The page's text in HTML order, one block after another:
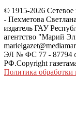
© 1915-2026
- Пехметова
издатель ГАУ
агентство "Марий
ЭЛ № ФС 77 - 87794
РФ.Copyright
Политика